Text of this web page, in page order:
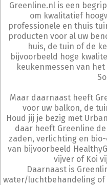
Menu
Greenline.nl is een
om kwalitatief
professionele en thuis
producten voor al uw
huis, de tuin of de
bijvoorbeeld hoge
keukenmessen van
Maar daarnaast heeft
voor uw balkon, de
Houd jij je bezig met
daar heeft Greenline
zaden, verlichting en
van bijvoorbeeld
vijver of Koi
Daarnaast is
water/luchtbehandeling